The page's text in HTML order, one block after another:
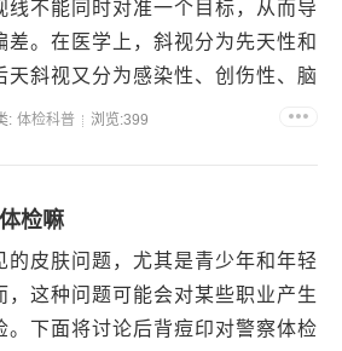
线不能同时对准一个目标，从而导
差。在医学上，斜视分为先天性和
天斜视又分为感染性、创伤性、脑
类型。什么是后天斜视？后天斜
: 体检科普 浏览:399
检嘛
的皮肤问题，尤其是青少年和年轻
，这种问题可能会对某些职业产生
。下面将讨论后背痘印对警察体检